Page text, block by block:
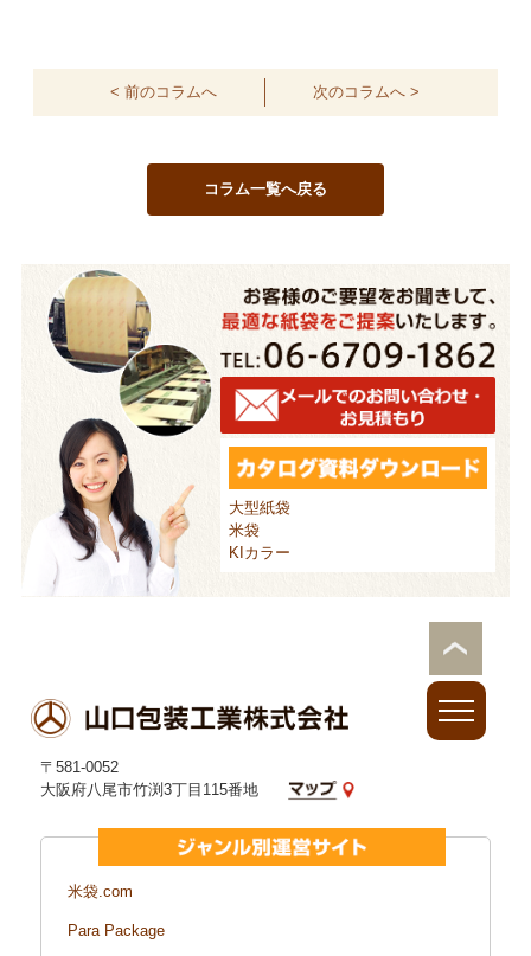
< 前のコラムへ 次のコラムへ >
コラム一覧へ戻る
大型紙袋
米袋
KIカラー
〒581-0052
大阪府八尾市竹渕3丁目115番地
米袋.com
Para Package